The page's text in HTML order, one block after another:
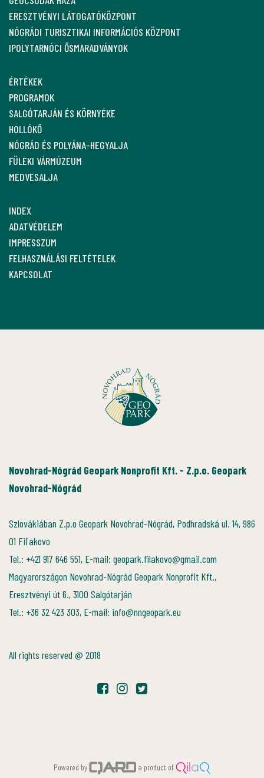
ERESZTVÉNYI LÁTOGATÓKÖZPONT
NÓGRÁDI TURISZTIKAI INFORMÁCIÓS KÖZPONT
IPOLYTARNÓCI ŐSMARADVÁNYOK
ÉRTÉKEK
PROGRAMOK
SALGÓTARJÁN ÉS KÖRNYÉKE
HOLLÓKŐ
NÓGRÁD ÉS POLYÁNA-HEGYALJA
FÜLEKI VÁRMÚZEUM
MEDVESALJA
INDEX
ADATVÉDELEM
IMPRESSZUM
FELHASZNÁLÁSI FELTÉTELEK
KAPCSOLAT
Novohrad-Nógrád Geopark Nonprofit Kft. - Z.p.o. Geopark
Novohrad-Nógrád
Szlovákiában Z.p.o Geopark Novohrad-Nógrád, Podhradská ul. 14, 986
01 Fiľakovo
Tel.: +421 917 646 551, E-mail: geopark.filakovo@gmail.com
Magyarországon Novohrad-Nógrád Geopark Nonprofit Kft.,
Eresztvényi út 6., 3100 Salgótarján
Tel.: +36 32 423 303, E-mail: info@nngeopark.eu
All rights reserved @ 2018
Powered by a product of